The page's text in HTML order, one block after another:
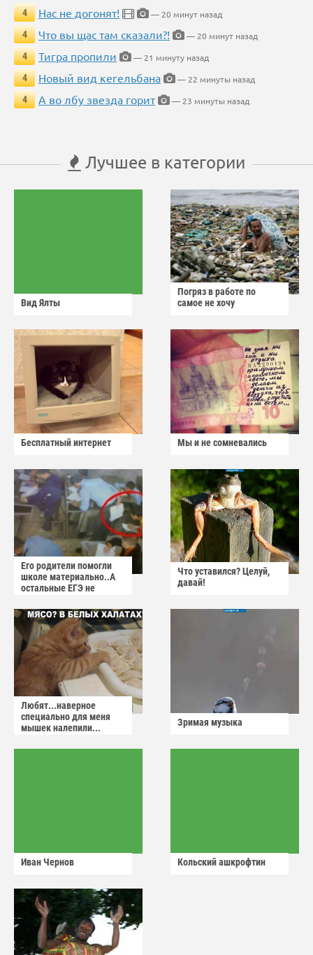
4
Нас не догонят!
— 20 минут назад
4
Что вы щас там сказали?!
— 20 минут назад
4
Тигра пропили
— 21 минуту назад
4
Новый вид кегельбана
— 22 минуты назад
4
А во лбу звезда горит — 23 минуты назад
Лучшее в категории
Вид Ялты
Погряз в работе по
самое не хочу
Бесплатный интернет Мы и не сомневались
Его родители помогли
школе материально..А
остальные ЕГЭ не
Что уставился? Целуй,
давай!
Любят...наверное
специально для меня
мышек налепили...
Зримая музыка
Иван Чернов Кольский ашкрофтин